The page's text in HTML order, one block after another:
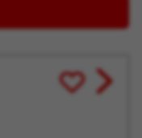
Enregistrer
pour
View
job